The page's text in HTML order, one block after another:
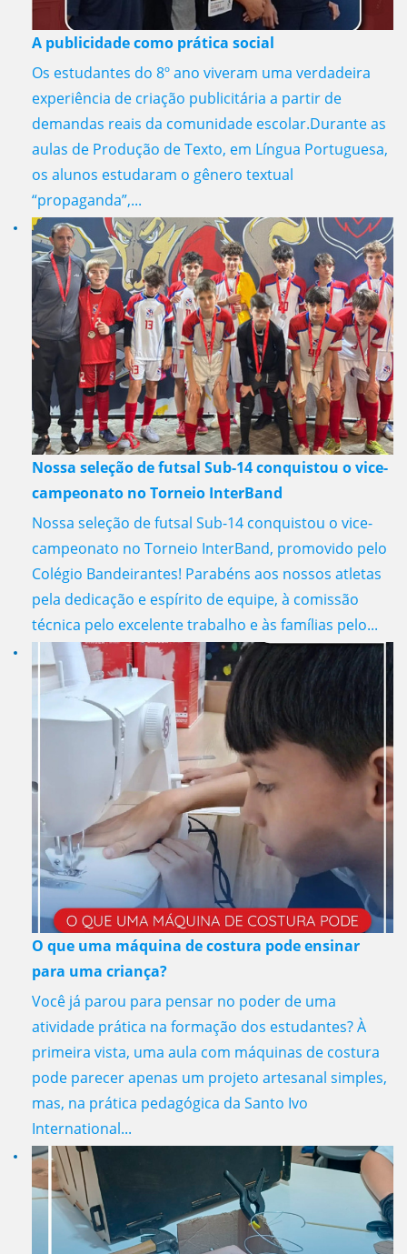
A publicidade como prática social
Os estudantes do 8º ano viveram uma verdadeira
experiência de criação publicitária a partir de
demandas reais da comunidade escolar.Durante as
aulas de Produção de Texto, em Língua Portuguesa,
os alunos estudaram o gênero textual
“propaganda”,...
Nossa seleção de futsal Sub-14 conquistou o vice-
campeonato no Torneio InterBand
Nossa seleção de futsal Sub-14 conquistou o vice-
campeonato no Torneio InterBand, promovido pelo
Colégio Bandeirantes! Parabéns aos nossos atletas
pela dedicação e espírito de equipe, à comissão
técnica pelo excelente trabalho e às famílias pelo...
O que uma máquina de costura pode ensinar
para uma criança?
Você já parou para pensar no poder de uma
atividade prática na formação dos estudantes? À
primeira vista, uma aula com máquinas de costura
pode parecer apenas um projeto artesanal simples,
mas, na prática pedagógica da Santo Ivo
International...